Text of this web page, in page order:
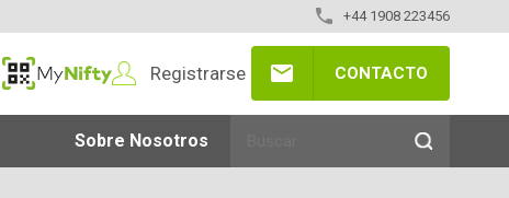
+44 1908 223456
MyNifty
Registrarse CONTACTO
Sobre Nosotros